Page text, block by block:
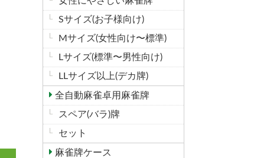
Sサイズ(お子様向け)
Mサイズ(女性向け〜標準)
Lサイズ(標準〜男性向け)
LLサイズ以上(デカ牌)
全自動麻雀卓用麻雀牌
スペア(バラ)牌
セット
麻雀牌ケース